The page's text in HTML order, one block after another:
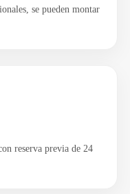
se pueden montar
reserva previa de 24